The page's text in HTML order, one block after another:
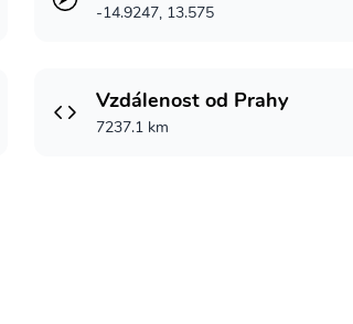
-14.9247, 13.575
Vzdálenost od Prahy
7237.1 km